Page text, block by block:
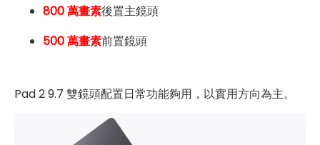
800 萬畫素後置主鏡頭
500 萬畫素前置鏡頭
Pad 2 9.7 雙鏡頭配置日常功能夠用，以實用方向為主。